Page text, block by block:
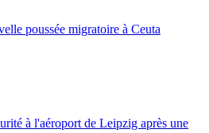
poussée migratoire à Ceuta
à l'aéroport de Leipzig après une